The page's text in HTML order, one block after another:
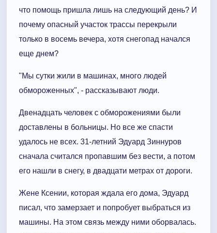
что помощь пришла лишь на следующий день? И
почему опасный участок трассы перекрыли
только в восемь вечера, хотя снегопад начался
еще днем?
"Мы сутки жили в машинах, много людей
обмороженных", - рассказывают люди.
Двенадцать человек с обморожениями были
доставлены в больницы. Но все же спасти
удалось не всех. 31-летний Эдуард Зиннуров
сначала считался пропавшим без вести, а потом
его нашли в снегу, в двадцати метрах от дороги.
Жене Ксении, которая ждала его дома, Эдуард
писал, что замерзает и попробует выбраться из
машины. На этом связь между ними оборвалась.